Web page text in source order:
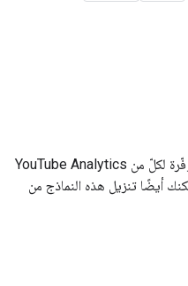
تحدّد القوائم التالية عيّنات الرموز المتوفّرة لكلّ من YouTube Analytics